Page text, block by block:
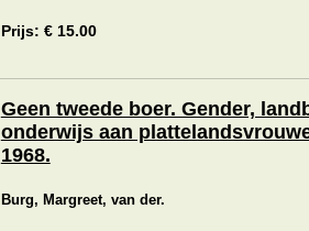
Prijs: € 15.00
Geen tweede boer. Gender,
onderwijs aan
1968.
Burg, Margreet, van der.